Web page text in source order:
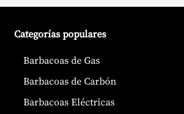
Categorías populares
Barbacoas de Gas
Barbacoas de Carbón
Barbacoas Eléctricas